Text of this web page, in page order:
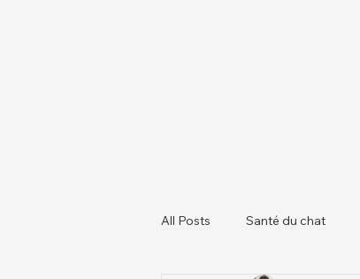
All Posts Santé du chat